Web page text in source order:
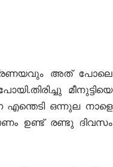
പ്രണയവും അത് പോലെ
മീനുട്ടിയെ
എന്തെടി ഒന്നുല നാളെ
ഉണ്ട് രണ്ടു ദിവസം